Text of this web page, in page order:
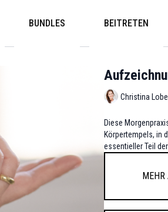
BUNDLES BEITRETEN
Christina Lobe
Diese
Körpertempels, in
essentieller Teil
Mehr